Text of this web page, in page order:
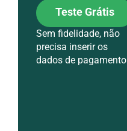
Teste Grátis
Sem fidelidade, não
precisa inserir os
dados de pagamento